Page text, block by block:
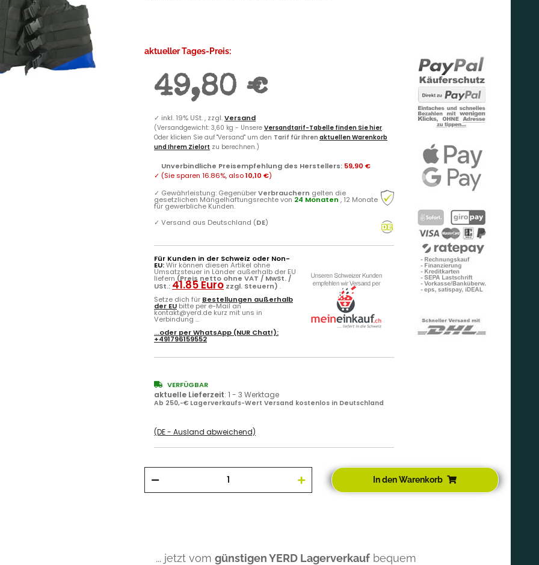
aktueller Tages-Preis:
49,80 €
✓ inkl. 19% USt. , zzgl.Versand
(Versandgewicht: 3,60 kg - Unsere Versandtarif-Tabelle finden Sie hier.
Oder klicken Sie auf "Versand" um den Tarif für Ihren aktuellen Warenkorb
und Ihrem Zielort zu berechnen.)
Unverbindliche Preisempfehlung des Herstellers: 59,90 €
✓ (Sie sparen 16.86%, also10,10 €)
✓ Gewährleistung: GegenüberVerbrauchern gelten die
gesetzlichen Mängelhaftungsrechte von 24 Monaten , 12 Monate
für gewerbliche Kunden.
✓ Versand aus Deutschland (DE)
Für Kunden in der Schweiz oder Non-
EU:Wir können diesen Artikel ohne
Umsatzsteuer in Länder außerhalb der EU
liefern (Preis netto ohne VAT / MwSt. /
USt.: 41.85 Euro zzgl. Steuern) .
Setze dich für Bestellungen außerhalb
der EU bitte per e-Mail an
kontakt@yerd.de kurz mit uns in
Verbindung ...
...oder perWhatsApp (NUR Chat!):
+491796159552
VERFÜGBAR
aktuelle Lieferzeit: 1 - 3 Werktage
Ab 250,-€ Lagerverkaufs-Wert Versand kostenlos in Deutschland
(DE - Ausland abweichend)
In den Warenkorb
... jetzt vom günstigen YERD Lagerverkauf bequem